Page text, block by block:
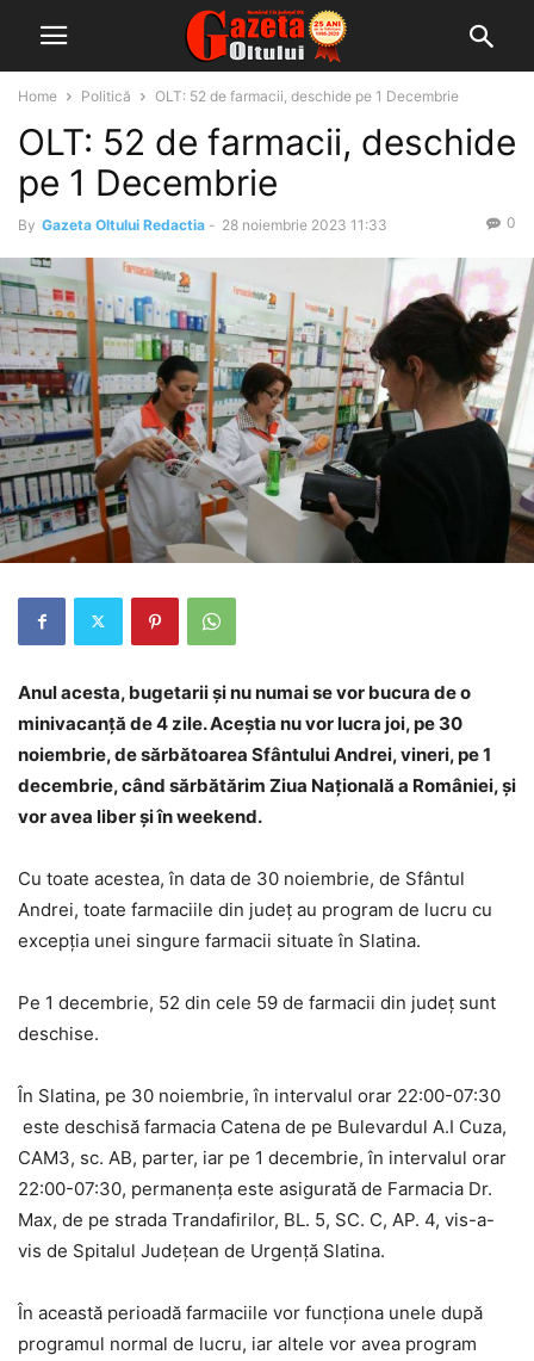
Home Politică OLT: 52 de farmacii, deschide pe 1 Decembrie
OLT: 52 de farmacii, deschide
pe 1 Decembrie
By Gazeta Oltului Redactia - 28 noiembrie 2023 11:33 0
Anul acesta, bugetarii şi nu numai se vor bucura de o
minivacanţă de 4 zile. Aceştia nu vor lucra joi, pe 30
noiembrie, de sărbătoarea Sfântului Andrei, vineri, pe 1
decembrie, când sărbătărim Ziua Naţională a României, şi
vor avea liber şi în weekend.
Cu toate acestea, în data de 30 noiembrie, de Sfântul
Andrei, toate farmaciile din județ au program de lucru cu
excepția unei singure farmacii situate în Slatina.
Pe 1 decembrie, 52 din cele 59 de farmacii din județ sunt
deschise.
În Slatina, pe 30 noiembrie, în intervalul orar 22:00-07:30
este deschisă farmacia Catena de pe Bulevardul A.I Cuza,
CAM3, sc. AB, parter, iar pe 1 decembrie, în intervalul orar
22:00-07:30, permanența este asigurată de Farmacia Dr.
Max, de pe strada Trandafirilor, BL. 5, SC. C, AP. 4, vis-a-
vis de Spitalul Județean de Urgență Slatina.
În această perioadă farmaciile vor funcționa unele după
programul normal de lucru, iar altele vor avea program